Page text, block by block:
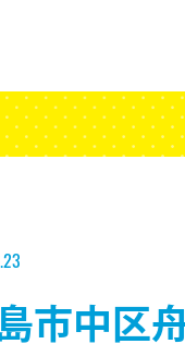
市中区